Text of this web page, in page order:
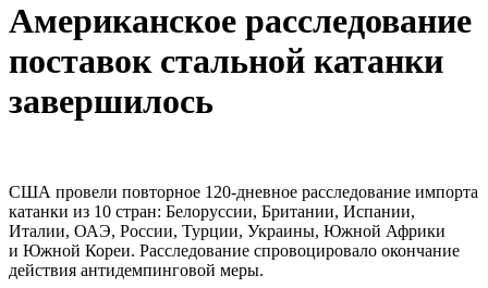
Американское расследование
поставок стальной катанки
завершилось
США провели повторное 120-дневное расследование импорта
катанки из 10 стран: Белоруссии, Британии, Испании,
Италии, ОАЭ, России, Турции, Украины, Южной Африки
и Южной Кореи. Расследование спровоцировало окончание
действия антидемпинговой меры.